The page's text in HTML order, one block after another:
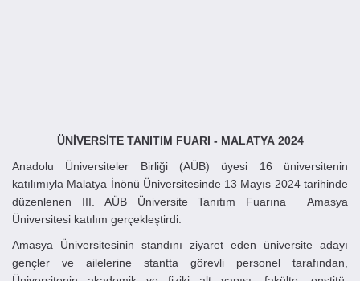
ÜNİVERSİTE TANITIM FUARI - MALATYA 2024
Anadolu Üniversiteler Birliği (AÜB) üyesi 16 üniversitenin
katılımıyla Malatya İnönü Üniversitesinde 13 Mayıs 2024 tarihinde
düzenlenen III. AÜB Üniversite Tanıtım Fuarına Amasya
Üniversitesi katılım gerçekleştirdi.
Amasya Üniversitesinin standını ziyaret eden üniversite adayı
gençler ve ailelerine stantta görevli personel tarafından,